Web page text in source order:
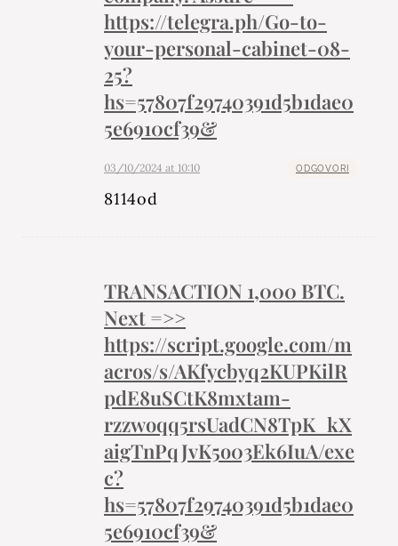
https://telegra.ph/Go-to-
your-personal-cabinet-08-
25?
hs=57807f29740391d5b1dae0
5e6910cf39&
03/10/2024 at 10:10 ODGOVORI
8114od
TRАNSАСТIОN 1,000 ВTC.
Next =>>
https://script.google.com/m
acros/s/AKfycbyq2KUPKilR
pdE8uSCtK8mxtam-
rzzwoqq5rsUadCN8TpK_kX
aigTnPqJvK5o03Ek6IuA/exe
c?
hs=57807f29740391d5b1dae0
5e6910cf39&